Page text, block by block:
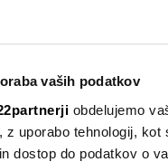
vaših podatkov
obdelujemo
z uporabo tehnologij, kot
dostop do podatkov o
Splošno
Presaditev las vse
Koliko stane?
14.04.2024